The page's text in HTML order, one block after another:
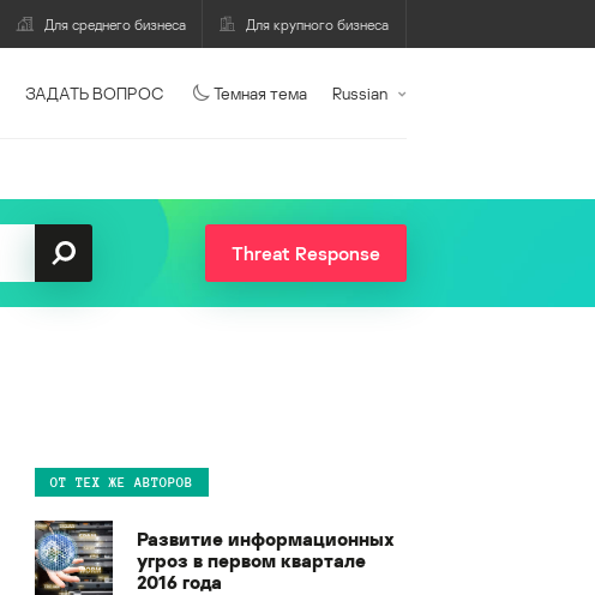
Для среднего бизнеса Для крупного бизнеса
ЗАДАТЬ ВОПРОС Темная тема Russian
Threat Response
ОТ ТЕХ ЖЕ АВТОРОВ
Развитие информационных
угроз в первом квартале
2016 года